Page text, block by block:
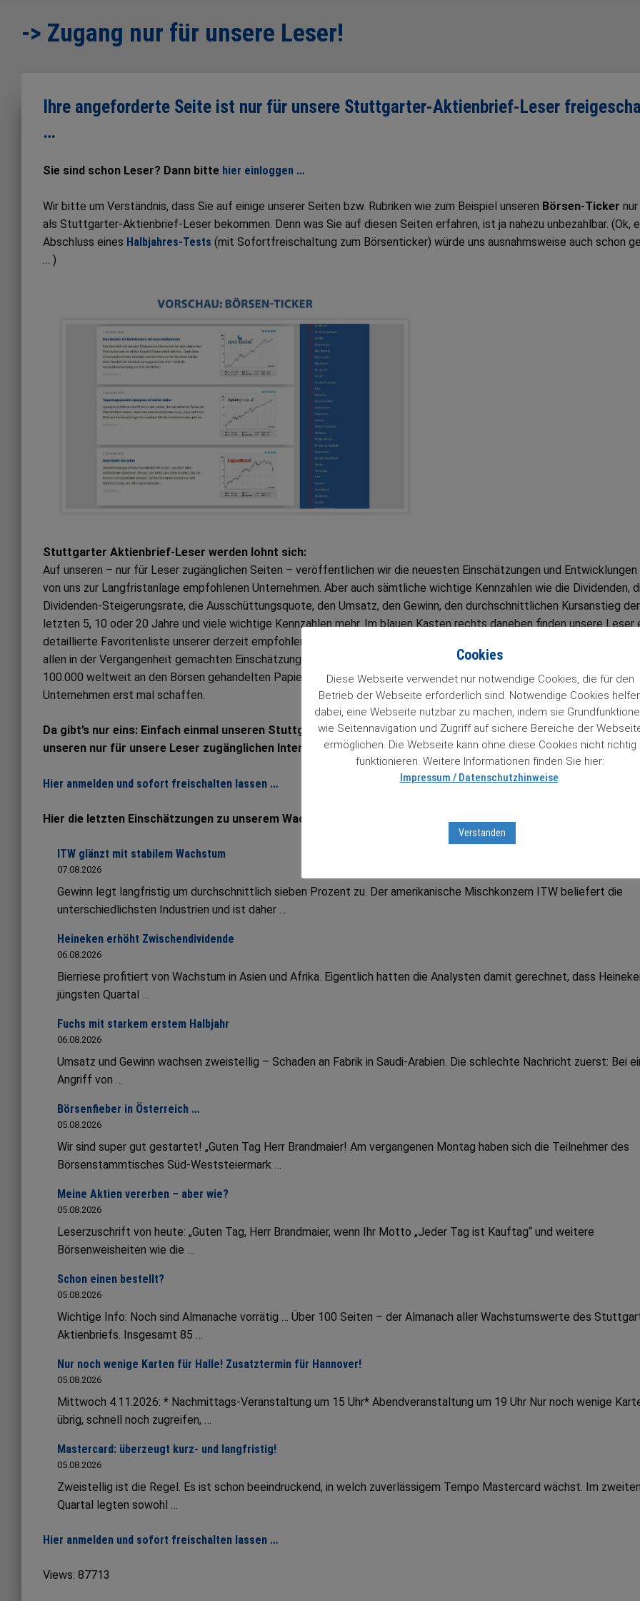
-> Zugang nur für unsere Leser!
Ihre angeforderte Seite ist nur für unsere Stuttgarter-Aktienbrief-Leser
…
Sie sind schon Leser? Dann bitte hier einloggen …
Wir bitte um Verständnis, dass Sie auf einige unserer Seiten bzw. Rubriken wie zum Beispiel unseren Börsen-Ticker
als Stuttgarter-Aktienbrief-Leser bekommen. Denn was Sie auf diesen Seiten erfahren, ist ja nahezu unbezahlbar. (Ok,
Abschluss eines Halbjahres-Tests (mit Sofortfreischaltung zum Börsenticker) würde uns ausnahmsweise auch schon
… )
Stuttgarter Aktienbrief-Leser werden lohnt sich:
Auf unseren – nur für Leser zugänglichen Seiten – veröffentlichen wir die neuesten Einschätzungen und Entwicklungen
von uns zur Langfristanlage empfohlenen Unternehmen. Aber auch sämtliche wichtige Kennzahlen wie die Dividenden,
Dividenden-Steigerungsrate, die Ausschüttungsquote, den Umsatz, den Gewinn, den durchschnittlichen Kursanstieg der
letzten 5, 10 oder 20 Jahre und viele wichtige Kennzahlen mehr. Im blauen Kasten rechts daneben finden unsere Leser
detaillierte Favoritenliste unserer derzeit empfohlenen 84 Wachstumstitel. Mit einem Klick auf den Titel gelangt man
allen in der Vergangenheit gemachten Einschätzungen. Also Zugriff auf Informationen zu unseren „84 Lieblingen“, die
100.000 weltweit an den Börsen gehandelten Papieren das Prädikat Wachstumswert von uns erhalten haben. Das muss
Unternehmen erst mal schaffen.
Da gibt’s nur eins: Einfach einmal unseren Stuttgarter Aktienbrief unverbindlich testenmit Sofortfreischaltung
unseren nur für unsere Leser zugänglichen Internetseiten …
Hier anmelden und sofort freischalten lassen …
Hier die letzten Einschätzungen zu unserem Wachstumsaktien in unserem Börsenticker:
ITW glänzt mit stabilem Wachstum
07.08.2026
Gewinn legt langfristig um durchschnittlich sieben Prozent zu. Der amerikanische Mischkonzern ITW beliefert die
unterschiedlichsten Industrien und ist daher …
Heineken erhöht Zwischendividende
06.08.2026
Bierriese profitiert von Wachstum in Asien und Afrika. Eigentlich hatten die Analysten damit gerechnet, dass
jüngsten Quartal …
Fuchs mit starkem erstem Halbjahr
06.08.2026
Umsatz und Gewinn wachsen zweistellig – Schaden an Fabrik in Saudi-Arabien. Die schlechte Nachricht zuerst: Bei
Angriff von …
Börsenfieber in Österreich …
05.08.2026
Wir sind super gut gestartet! „Guten Tag Herr Brandmaier! Am vergangenen Montag haben sich die Teilnehmer des
Börsenstammtisches Süd-Weststeiermark …
Meine Aktien vererben – aber wie?
05.08.2026
Leserzuschrift von heute: „Guten Tag, Herr Brandmaier, wenn Ihr Motto „Jeder Tag ist Kauftag“ und weitere
Börsenweisheiten wie die …
Schon einen bestellt?
05.08.2026
Wichtige Info: Noch sind Almanache vorrätig … Über 100 Seiten – der Almanach aller Wachstumswerte des
Aktienbriefs. Insgesamt 85 …
Nur noch wenige Karten für Halle! Zusatztermin für Hannover!
05.08.2026
Mittwoch 4.11.2026: * Nachmittags-Veranstaltung um 15 Uhr* Abendveranstaltung um 19 Uhr Nur noch wenige
übrig, schnell noch zugreifen, …
Mastercard: überzeugt kurz- und langfristig!
05.08.2026
Zweistellig ist die Regel. Es ist schon beeindruckend, in welch zuverlässigem Tempo Mastercard wächst. Im zweiten
Quartal legten sowohl …
Hier anmelden und sofort freischalten lassen …
Views: 87713
Cookies
Diese Webseite verwendet nur notwendige Cookies, die für den
Betrieb der Webseite erforderlich sind. Notwendige Cookies
dabei, eine Webseite nutzbar zu machen, indem sie
wie Seitennavigation und Zugriff auf sichere Bereiche der
ermöglichen. Die Webseite kann ohne diese Cookies nicht richtig
funktionieren. Weitere Informationen finden Sie hier:
Impressum / Datenschutzhinweise.
Verstanden